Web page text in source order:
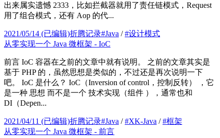
出来属实遗憾 2333，比如拦截器就用了责任链模式，Request
用了组合模式，还有 Aop 的代...
2021/05/14 (已编辑)折腾记录#Java /#设计模式
从零实现一个 Java 微框架 - IoC
前言 IoC 容器在之前的文章中就有说明。 之前的文章其实是
基于 PHP 的，虽然思想是类似的，不过还是再次说明一下
吧。 IoC 是什么？ IoC（Inversion of control，控制反转） ，它
是一种 思想 而不是一个 技术实现（组件 ），通常也和
DI（Depen...
2021/04/11 (已编辑)折腾记录#Java /#XK-Java /#框架
从零实现一个 Java 微框架 - 前言